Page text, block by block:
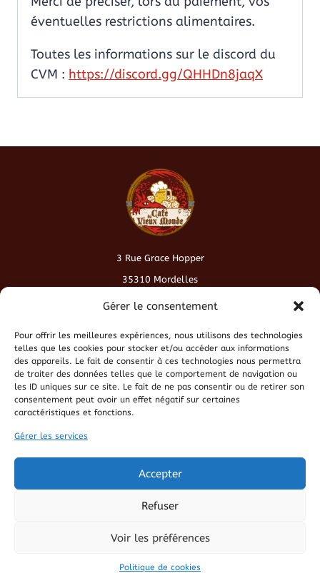
Gérer le consentement
Pour offrir les meilleures expériences, nous utilisons des technologies
telles que les cookies pour stocker et/ou accéder aux informations
des appareils. Le fait de consentir à ces technologies nous permettra
de traiter des données telles que le comportement de navigation ou
les ID uniques sur ce site. Le fait de ne pas consentir ou de retirer son
consentement peut avoir un effet négatif sur certaines
caractéristiques et fonctions.
Gérer les services
Accepter
Refuser
Voir les préférences
Politique de cookies
éventuelles restrictions alimentaires.
Toutes les informations sur le discord du
CVM : https://discord.gg/QHHDn8jaqX
3 Rue Grace Hopper
35310 Mordelles
contact@cafeduvieuxmonde.fr
Conditions générales de vente
Politique de cookies
Politique de confidentialité